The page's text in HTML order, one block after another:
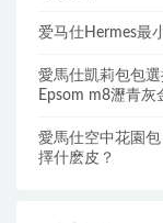
爱马仕Hermes最
愛馬仕凱莉包包
Epsom m8瀝青灰
愛馬仕空中花園
擇什麽皮？